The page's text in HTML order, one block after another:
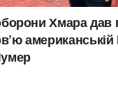
Хмара дав
американській